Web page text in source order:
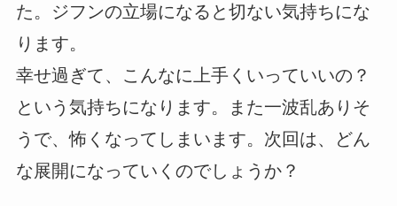
た。ジフンの立場になると切ない気持ちにな
ります。
幸せ過ぎて、こんなに上手くいっていいの？
という気持ちになります。また一波乱ありそ
うで、怖くなってしまいます。次回は、どん
な展開になっていくのでしょうか？